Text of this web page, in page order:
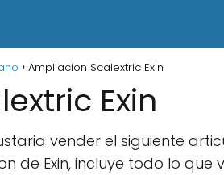
Ampliacion Scalextric Exin
Exin
vender el siguiente
de Exin, incluye todo lo que